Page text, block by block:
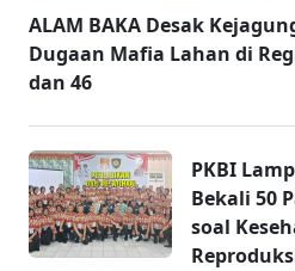
ALAM BAKA Desak
Dugaan Mafia Lahan di
dan 46
PKBI
Bekali 50
soal